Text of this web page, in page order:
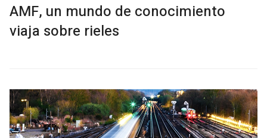
AMF, un mundo de conocimiento
viaja sobre rieles